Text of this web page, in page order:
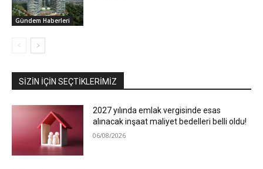
Gündem Haberleri
SIZIN İÇIN SEÇTIKLERIMIZ
2027 yılında emlak vergisinde esas
alınacak inşaat maliyet bedelleri belli oldu!
06/08/2026